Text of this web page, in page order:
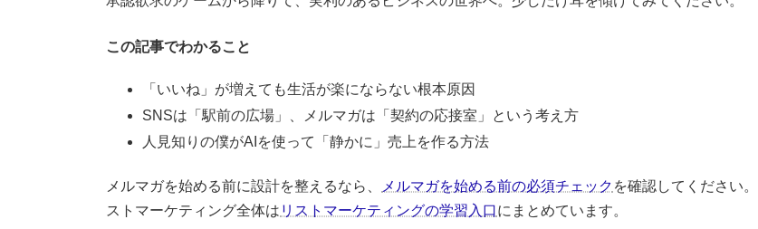
この記事でわかること
「いいね」が増えても生活が楽にならない根本原因
SNSは「駅前の広場」、メルマガは「契約の応接室」という考え方
人見知りの僕がAIを使って「静かに」売上を作る方法
メルマガを始める前に設計を整えるなら、 メルマガを始める前の必須チェック を確認してください。
ストマーケティング全体は リストマーケティングの学習入口にまとめています。